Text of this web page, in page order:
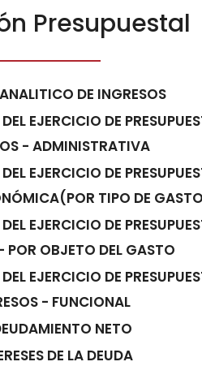
Presupuestal
DE INGRESOS
EJERCICIO DE
- ADMINISTRATIVA
EJERCICIO DE
TIPO DE
EJERCICIO DE
POR OBJETO DEL GASTO
EJERCICIO DE
- FUNCIONAL
NETO
DE LA DEUDA